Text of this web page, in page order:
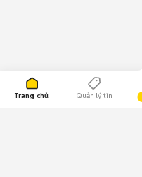
Trang chủ Quản lý tin